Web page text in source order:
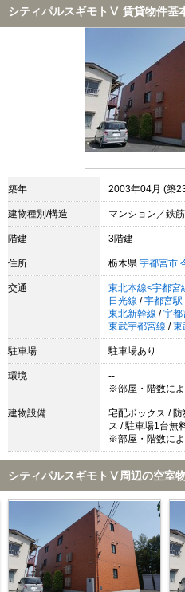
シティパルスギモトⅤ 賃貸物件基
築年 2003年04月 (築
建物種別/構造 マンション／鉄
階建 3階建
住所 栃木県 宇都宮市
交通 東北本線<宇都宮
日光線 / 宇都宮駅
東北新幹線 / 宇都
東武宇都宮線 / 東
駐車場 駐車場あり
環境
--
※部屋・階数によ
建物設備
宅配ボックス /
ス / 駐車場1台無
※部屋・階数によ
シティパルスギモトⅤ周辺の空室